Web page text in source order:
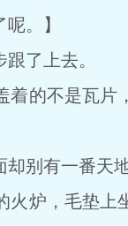
。】
了上去。
不是瓦片
别有一番天地
炉，毛垫上